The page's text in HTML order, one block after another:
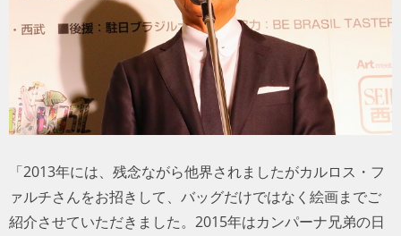
「2013年には、残念ながら他界されましたがカルロス・フ
ァルチさんをお招きして、バッグだけではなく絵画までご
紹介させていただきました。2015年はカンパーナ兄弟の日